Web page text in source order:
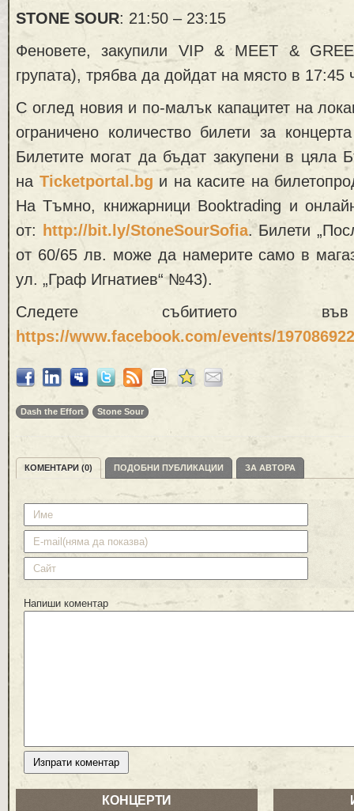
STONE SOUR: 21:50 – 23:15
Феновете, закупили VIP & MEET &
групата), трябва да дойдат на място в 17:45
С оглед новия и по-малък капацитет на
ограничено количество билети за
Билетите могат да бъдат закупени в цяла
на Ticketportal.bg и на касите на
На Тъмно, книжарници Booktrading и
от:
http://bit.ly/StoneSourSofia. Билети
от 60/65 лв. може да намерите само в
ул. „Граф Игнатиев“ №43).
Следете събитието
https://www.facebook.com/events/
Dash the Effort Stone Sour
КОМЕНТАРИ (0) ПОДОБНИ ПУБЛИКАЦИИ ЗА АВТОРА
Напиши коментар
КОНЦЕРТИ